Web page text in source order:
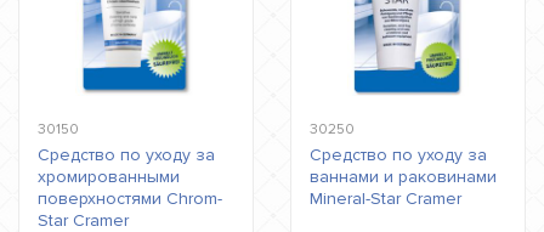
30150
Средство по уходу за
хромированными
поверхностями Chrom-
Star Cramer
30250
Средство по уходу за
ваннами и раковинами
Mineral-Star Cramer